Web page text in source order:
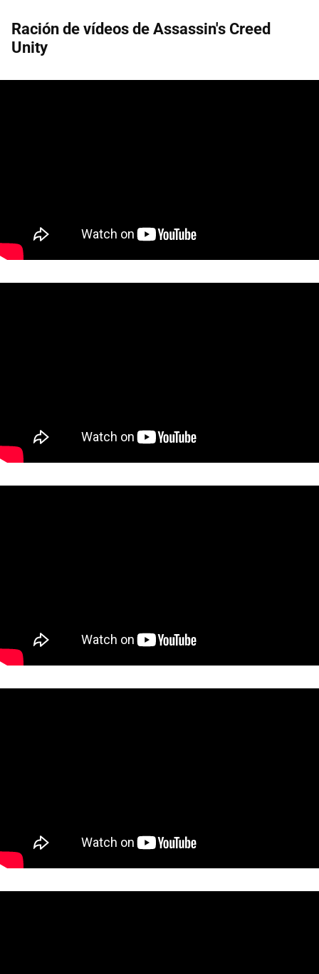
Ración de vídeos de Assassin's Creed
Unity